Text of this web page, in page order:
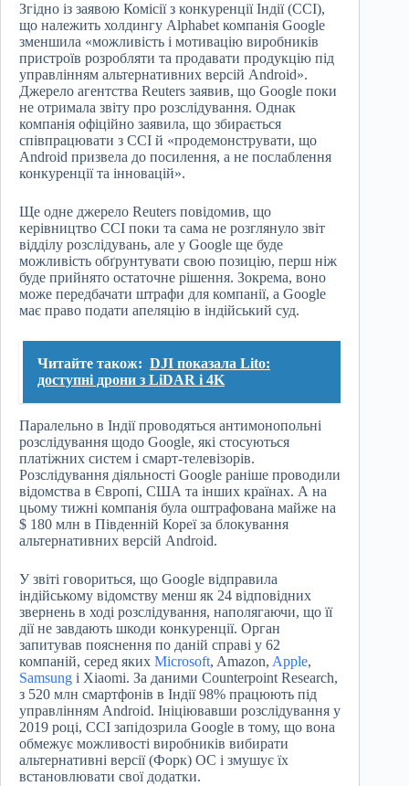
Згідно із заявою Комісії з конкуренції Індії (CCI),
що належить холдингу Alphabet компанія Google
зменшила «можливість і мотивацію виробників
пристроїв розробляти та продавати продукцію під
управлінням альтернативних версій Android».
Джерело агентства Reuters заявив, що Google поки
не отримала звіту про розслідування. Однак
компанія офіційно заявила, що збирається
співпрацювати з CCI й «продемонструвати, що
Android призвела до посилення, а не послаблення
конкуренції та інновацій».
Ще одне джерело Reuters повідомив, що
керівництво CCI поки та сама не розглянуло звіт
відділу розслідувань, але у Google ще буде
можливість обґрунтувати свою позицію, перш ніж
буде прийнято остаточне рішення. Зокрема, воно
може передбачати штрафи для компанії, а Google
має право подати апеляцію в індійський суд.
Читайте також: DJI показала Lito:
доступні дрони з LiDAR і 4K
Паралельно в Індії проводяться антимонопольні
розслідування щодо Google, які стосуються
платіжних систем і смарт-телевізорів.
Розслідування діяльності Google раніше проводили
відомства в Європі, США та інших країнах. А на
цьому тижні компанія була оштрафована майже на
$ 180 млн в Південній Кореї за блокування
альтернативних версій Android.
У звіті говориться, що Google відправила
індійському відомству менш як 24 відповідних
звернень в ході розслідування, наполягаючи, що її
дії не завдають шкоди конкуренції. Орган
запитував пояснення по даній справі у 62
компаній, серед яких Microsoft, Amazon, Apple,
Samsung і Xiaomi. За даними Counterpoint Research,
з 520 млн смартфонів в Індії 98% працюють під
управлінням Android. Ініціювавши розслідування у
2019 році, CCI запідозрила Google в тому, що вона
обмежує можливості виробників вибирати
альтернативні версії (Форк) ОС і змушує їх
встановлювати свої додатки.